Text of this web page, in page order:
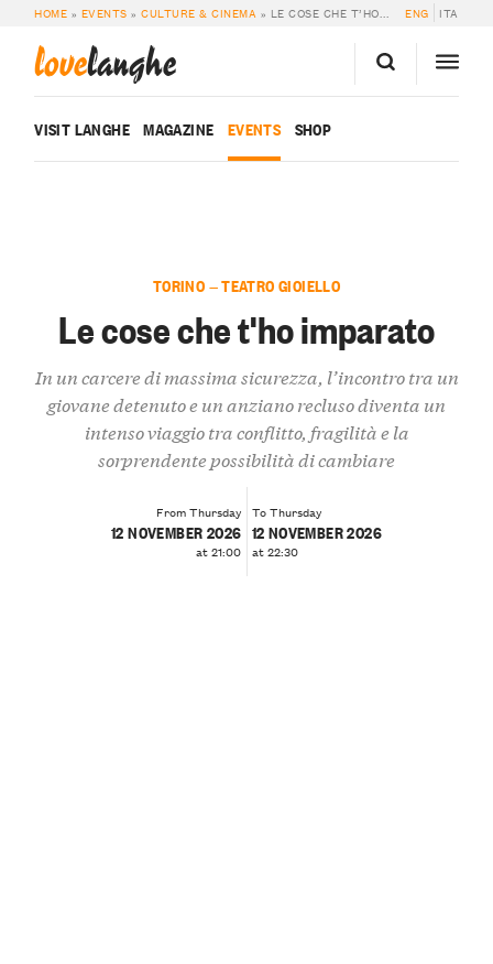
HOME » EVENTS »CULTURE & CINEMA » LE COSE CHE T’HO IMPARATO ENG ITA
lovelanghe
VISIT LANGHE MAGAZINE EVENTS SHOP
TORINO — TEATRO GIOIELLO
Le cose che t'ho imparato
In un carcere di massima sicurezza, l’incontro tra un
giovane detenuto e un anziano recluso diventa un
intenso viaggio tra conflitto, fragilità e la
sorprendente possibilità di cambiare
From Thursday
12 NOVEMBER 2026
at 21:00
To Thursday
12 NOVEMBER 2026
at 22:30